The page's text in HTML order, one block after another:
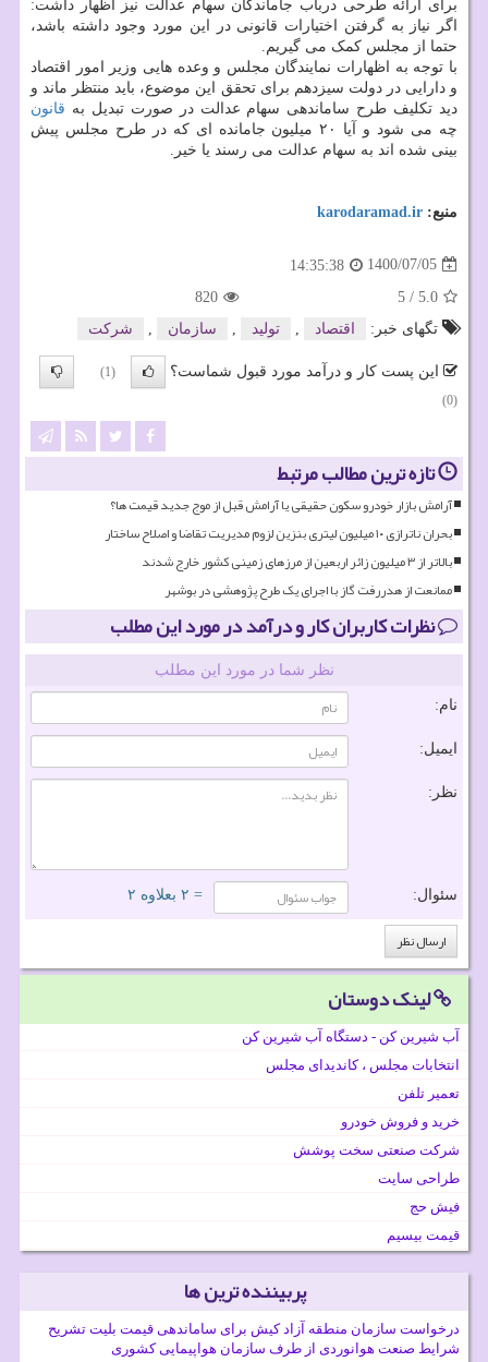
برای ارائه طرحی درباب جاماندگان سهام عدالت نیز اظهار داشت:
اگر نیاز به گرفتن اختیارات قانونی در این مورد وجود داشته باشد،
حتما از مجلس کمک می گیریم.
با توجه به اظهارات نمایندگان مجلس و وعده هایی وزیر امور اقتصاد
و دارایی در دولت سیزدهم برای تحقق این موضوع، باید منتظر ماند و
دید تکلیف طرح ساماندهی سهام عدالت در صورت تبدیل به قانون
چه می شود و آیا ۲۰ میلیون جامانده ای که در طرح مجلس پیش
بینی شده اند به سهام عدالت می رسند یا خیر.
منبع: karodaramad.ir
1400/07/05
14:35:38
5.0
/
5
820
تگهای خبر:
اقتصاد تولید سازمان شركت
این پست کار و درآمد مورد قبول شماست؟
(1)
(0)
تازه ترین مطالب مرتبط
آرامش بازار خودرو سکون حقیقی یا آرامش قبل از موج جدید قیمت ها؟
بحران ناترازی ۱۰ میلیون لیتری بنزین لزوم مدیریت تقاضا و اصلاح ساختار
بالاتر از ۳ میلیون زائر اربعین از مرزهای زمینی کشور خارج شدند
ممانعت از هدررفت گاز با اجرای یک طرح پژوهشی در بوشهر
نظرات کاربران کار و درآمد در مورد این مطلب
نظر شما در مورد این مطلب
نام:
ایمیل:
نظر:
سئوال: = ۲ بعلاوه ۲
لینک دوستان
آب شیرین کن - دستگاه آب شیرین کن
انتخابات مجلس ، کاندیدای مجلس
تعمیر تلفن
خرید و فروش خودرو
شرکت صنعتی سخت پوشش
طراحی سایت
فیش حج
قیمت بیسیم
پربیننده ترین ها
درخواست سازمان منطقه آزاد کیش برای ساماندهی قیمت بلیت تشریح
شرایط صنعت هوانوردی از طرف سازمان هواپیمایی کشوری